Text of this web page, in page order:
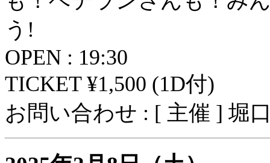
う!
OPEN : 19:30
TICKET ¥1,500 (1D付)
お問い合わせ : [ 主催 ] 堀